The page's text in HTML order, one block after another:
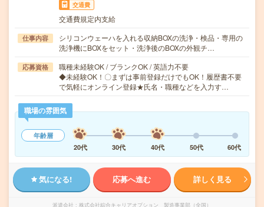
交通費
交通費規定内支給
仕事内容
シリコンウェーハを入れる収納BOXの洗浄・検品・専用の
洗浄機にBOXをセット・洗浄後のBOXの外観チ…
応募資格
職種未経験OK / ブランクOK / 英語力不要
◆未経験OK！〇まずは事前登録だけでもOK！履歴書不要
で気軽にオンライン登録★氏名・職種などを入力す…
職場の雰囲気
年齢層
20代
30代 40代 50代 60代
気になる! 応募へ進む 詳しく見る
派遣会社 株式会社綜合キャリアオプション 製造事業部（全国）